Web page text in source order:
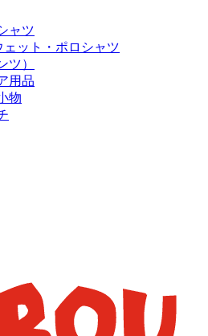
ャツ
ット・ポロシャツ
ツ）
用品
物